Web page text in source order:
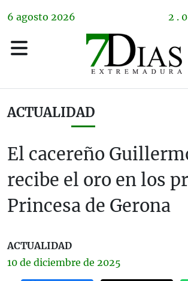
6 agosto 2026 2 .
ACTUALIDAD
El cacereño
recibe el oro en los
Princesa de Gerona
ACTUALIDAD
10 de diciembre de 2025